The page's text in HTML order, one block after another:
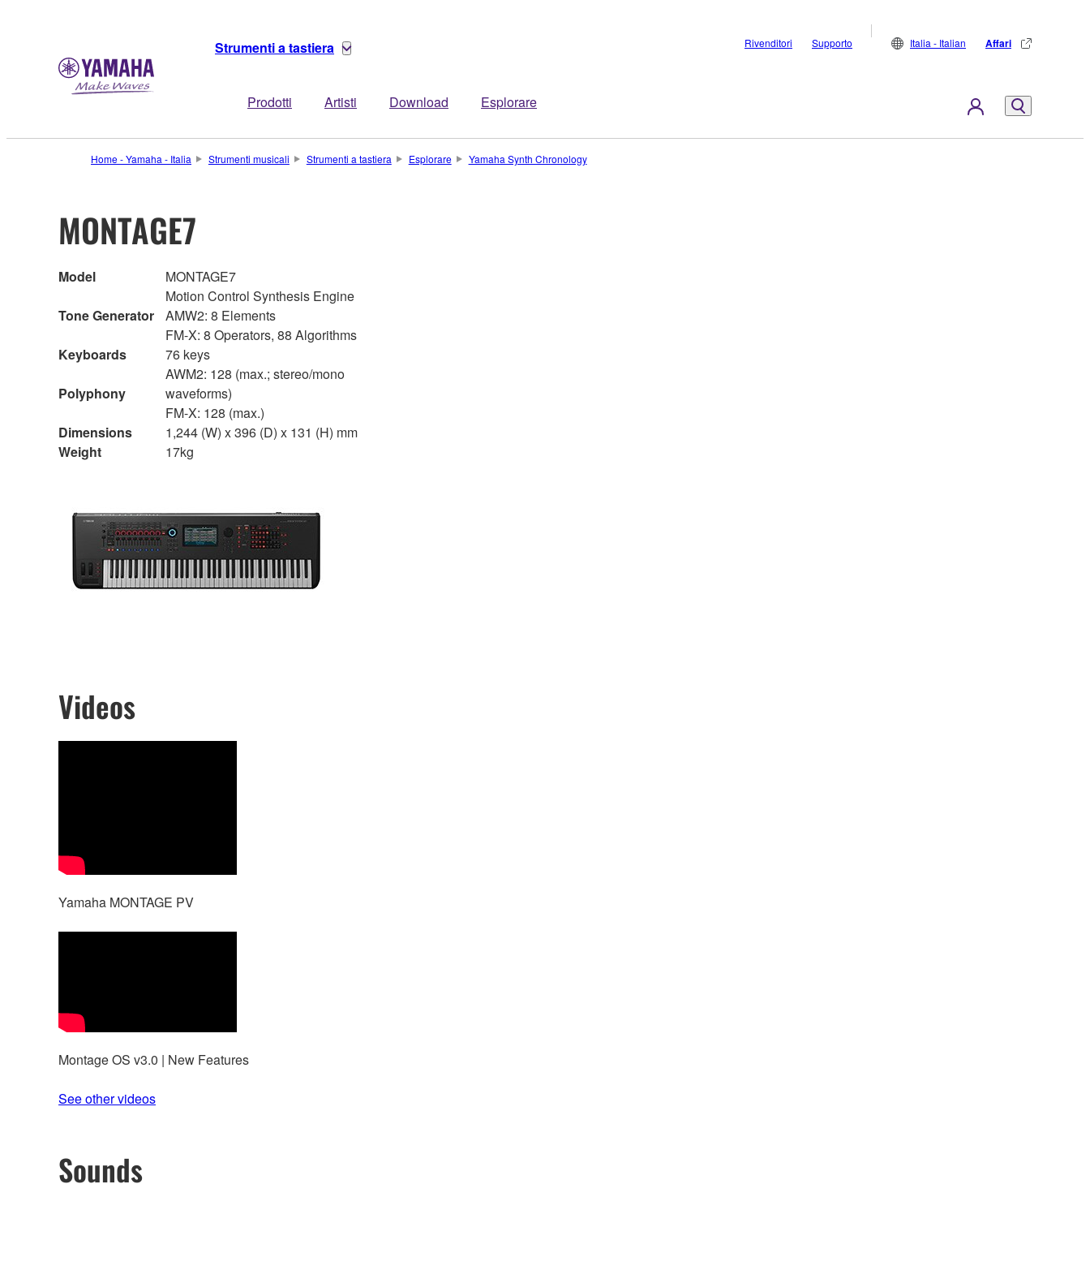
Strumenti a tastiera
Prodotti Artisti Download Esplorare
Rivenditori Supporto Italia - Italian Affari
Home - Yamaha - Italia Strumenti musicali Strumenti a tastiera Esplorare Yamaha Synth Chronology
MONTAGE7
Model MONTAGE7
Tone Generator
Motion Control Synthesis Engine
AMW2: 8 Elements
FM-X: 8 Operators, 88 Algorithms
Keyboards
76 keys
Polyphony
AWM2: 128 (max.; stereo/mono
waveforms)
FM-X: 128 (max.)
Dimensions
1,244 (W) x 396 (D) x 131 (H) mm
Weight
17kg
Videos
Yamaha MONTAGE PV
Montage OS v3.0 | New Features
See other videos
Sounds